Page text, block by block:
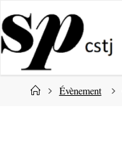
au
contenu
AccueilÉvènement